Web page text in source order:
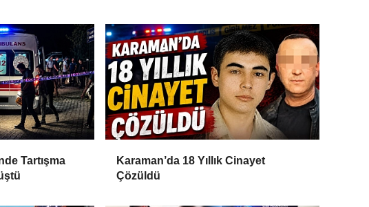
Tartışma
Karaman’da 18 Yıllık Cinayet
Çözüldü